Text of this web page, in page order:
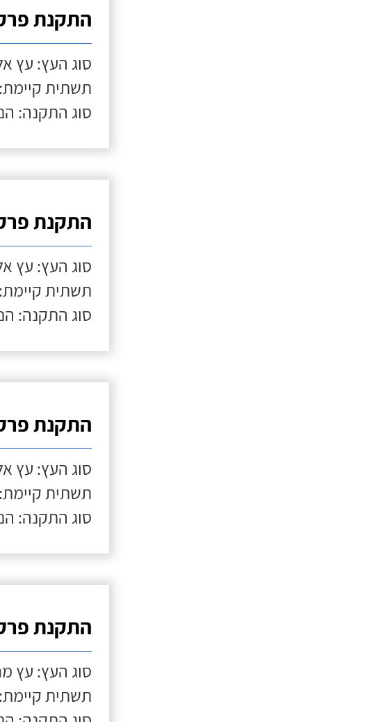
התקנת
סוג העץ: עץ
תשתית
סוג התקנה:
התקנת
סוג העץ: עץ
תשתית
סוג התקנה:
התקנת
סוג העץ: עץ
תשתית
סוג התקנה:
התקנת
סוג העץ: עץ
תשתית